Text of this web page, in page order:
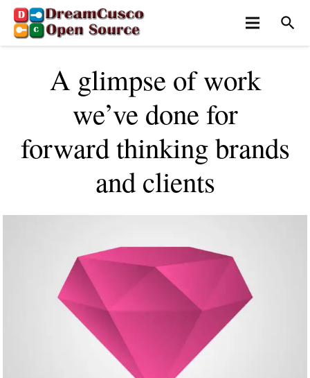
search
A glimpse of work
we’ve done for
forward thinking brands
and clients